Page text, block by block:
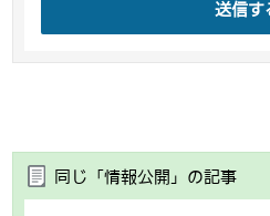
送信す
同じ「情報公開」の記事